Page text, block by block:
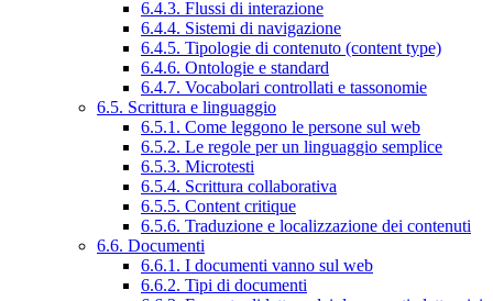
6.4.3. Flussi di interazione
6.4.4. Sistemi di navigazione
6.4.5. Tipologie di contenuto (content type)
6.4.6. Ontologie e standard
6.4.7. Vocabolari controllati e tassonomie
6.5. Scrittura e linguaggio
6.5.1. Come leggono le persone sul web
6.5.2. Le regole per un linguaggio semplice
6.5.3. Microtesti
6.5.4. Scrittura collaborativa
6.5.5. Content critique
6.5.6. Traduzione e localizzazione dei contenuti
6.6. Documenti
6.6.1. I documenti vanno sul web
6.6.2. Tipi di documenti